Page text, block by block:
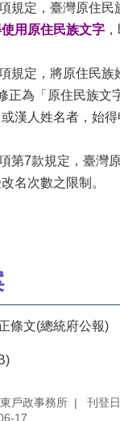
規定，臺灣原住民
用原住民族文字
規定，將原住民族
正為「原住民族文
或漢人姓名者，始
第7款規定，臺灣
名次數之限制。
條文(總統府公報)
戶政事務所
刊登
17